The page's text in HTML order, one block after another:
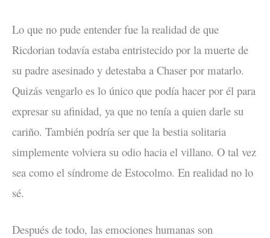
Lo que no pude entender fue la realidad de que
Ricdorian todavía estaba entristecido por la muerte de
su padre asesinado y detestaba a Chaser por matarlo.
Quizás vengarlo es lo único que podía hacer por él para
expresar su afinidad, ya que no tenía a quien darle su
cariño. También podría ser que la bestia solitaria
simplemente volviera su odio hacia el villano. O tal vez
sea como el síndrome de Estocolmo. En realidad no lo
sé.
Después de todo, las emociones humanas son